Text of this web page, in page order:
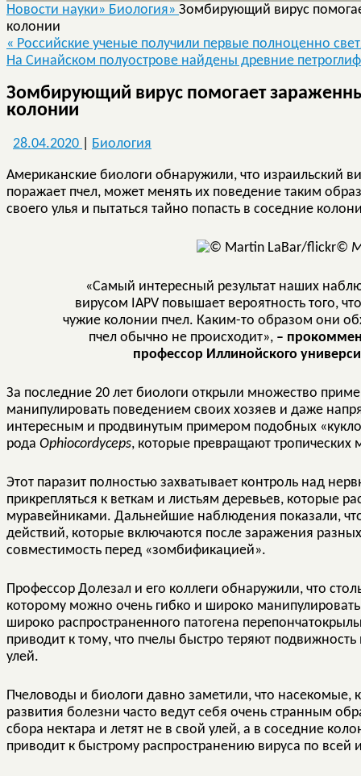
Новости науки» Биология» Зомбирующий вирус
колонии
« Российские ученые получили первые полноценно
На Синайском полуострове найдены древние
Зомбирующий вирус помогает
колонии
28.04.2020 Биология
Американские биологи обнаружили, что израильский
поражает пчел, может менять их поведение таким
своего улья и пытаться тайно попасть в соседние
©
«Самый интересный результат наших
вирусом IAPV повышает вероятность того,
чужие колонии пчел. Каким-то образом они
пчел обычно не происходит», –
профессор Иллинойского
За последние 20 лет биологи открыли множество
манипулировать поведением своих хозяев и даже
интересным и продвинутым примером подобных
рода Ophiocordyceps, которые превращают тропических
Этот паразит полностью захватывает контроль над
прикрепляться к веткам и листьям деревьев, которые
муравейниками. Дальнейшие наблюдения показали,
действий, которые включаются после заражения
совместимость перед «зомбификацией».
Профессор Долезал и его коллеги обнаружили, что
которому можно очень гибко и широко
широко распространенного патогена
приводит к тому, что пчелы быстро теряют
улей.
Пчеловоды и биологи давно заметили, что насекомые,
развития болезни часто ведут себя очень странным
сбора нектара и летят не в свой улей, а в соседние
приводит к быстрому распространению вируса по всей